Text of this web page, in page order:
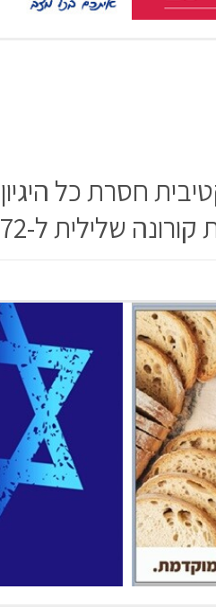
חסרת כל
שלילית ל-72 שעות